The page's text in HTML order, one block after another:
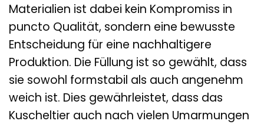
Materialien ist dabei kein Kompromiss in
puncto Qualität, sondern eine bewusste
Entscheidung für eine nachhaltigere
Produktion. Die Füllung ist so gewählt, dass
sie sowohl formstabil als auch angenehm
weich ist. Dies gewährleistet, dass das
Kuscheltier auch nach vielen Umarmungen